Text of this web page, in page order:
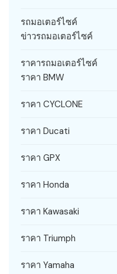
รถมอเตอร์ไซค์
ข่าวรถมอเตอร์ไซค์
ราคารถมอเตอร์ไซค์
ราคา BMW
ราคา CYCLONE
ราคา Ducati
ราคา GPX
ราคา Honda
ราคา Kawasaki
ราคา Triumph
ราคา Yamaha